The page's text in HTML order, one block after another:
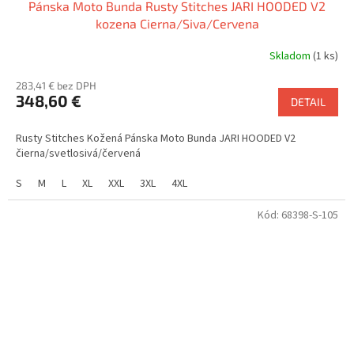
Pánska Moto Bunda Rusty Stitches JARI HOODED V2
kozena Cierna/Siva/Cervena
Skladom (1 ks)
283,41 € bez DPH
348,60 € DETAIL
Rusty Stitches Kožená Pánska Moto Bunda JARI HOODED V2
čierna/svetlosivá/červená
S
M L XL XXL 3XL 4XL
Kód: 68398-S-105